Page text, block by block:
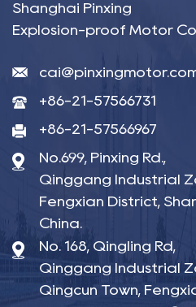
Shanghai Pinxing
Explosion-proof Motor
+86-21-57566731
+86-21-57566967
No.699, Pinxing Rd.,
Qinggang Industrial
Fengxian District,
China.
No. 168, Qingling Rd,
Qinggang Industrial
Qingcun Town,